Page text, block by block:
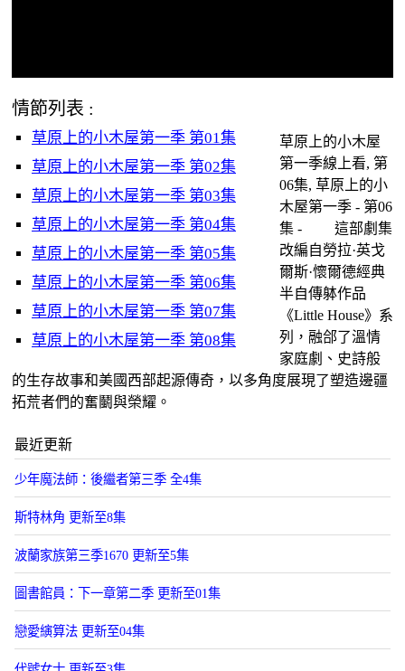
情節列表 :
草原上的小木屋第一季 第01集
草原上的小木屋第一季 第02集
草原上的小木屋第一季 第03集
草原上的小木屋第一季 第04集
草原上的小木屋第一季 第05集
草原上的小木屋第一季 第06集
草原上的小木屋第一季 第07集
草原上的小木屋第一季 第08集
草原上的小木屋
第一季線上看, 第
06集, 草原上的小
木屋第一季 - 第06
集 - 這部劇集
改編自勞拉·英戈
爾斯·懷爾德經典
半自傳躰作品
《Little House》系
列，融郃了溫情
家庭劇、史詩般
的生存故事和美國西部起源傳奇，以多角度展現了塑造邊疆
拓荒者們的奮鬭與榮耀。
最近更新
少年魔法師：後繼者第三季 全4集
斯特林角 更新至8集
波蘭家族第三季1670 更新至5集
圖書館員：下一章第二季 更新至01集
戀愛縯算法 更新至04集